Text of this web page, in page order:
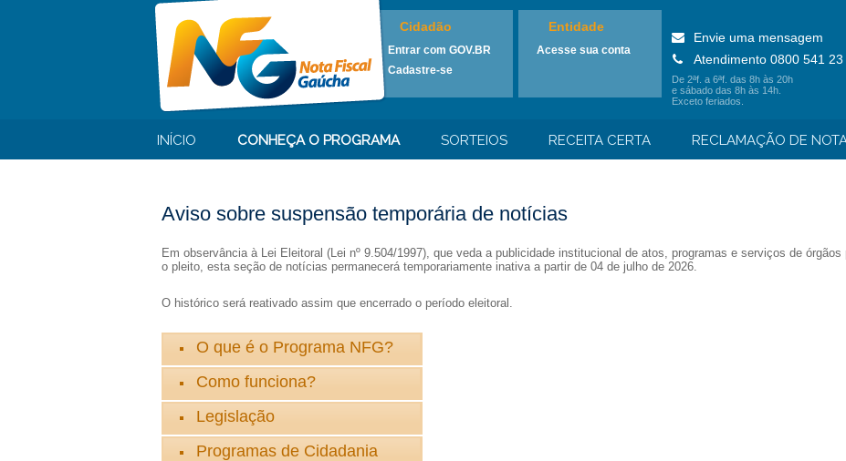
Cidadão
Entrar com GOV.BR
Cadastre-se
Entidade
Acesse sua conta
Envie uma mensagem
Atendimento 0800 541 23
De 2ªf. a 6ªf. das 8h às 20h
e sábado das 8h às 14h.
Exceto feriados.
INÍCIO CONHEÇA O PROGRAMA SORTEIOS RECEITA CERTA RECLAMAÇÃO DE
Aviso sobre suspensão temporária de notícias
Em observância à Lei Eleitoral (Lei nº 9.504/1997), que veda a publicidade institucional de atos, programas e serviços de
o pleito, esta seção de notícias permanecerá temporariamente inativa a partir de 04 de julho de 2026.
O histórico será reativado assim que encerrado o período eleitoral.
O que é o Programa NFG?
Como funciona?
Legislação
Programas de Cidadania